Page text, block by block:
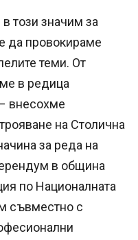
този значим за
да провокираме
теми. От
в редица
внесохме
на Столична
за реда на
в община
по Националната
съвместно с